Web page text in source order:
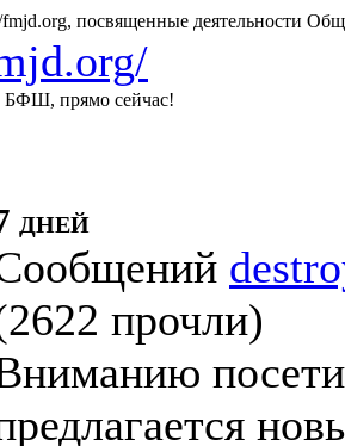
fmjd.org, посвященные
БФШ, прямо сейчас!
дней
2622 прочли)